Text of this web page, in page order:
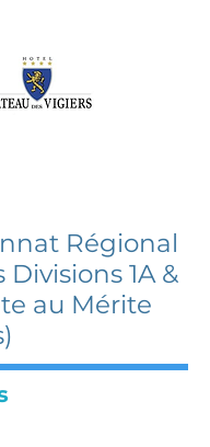
Régional
Divisions 1A &
au Mérite